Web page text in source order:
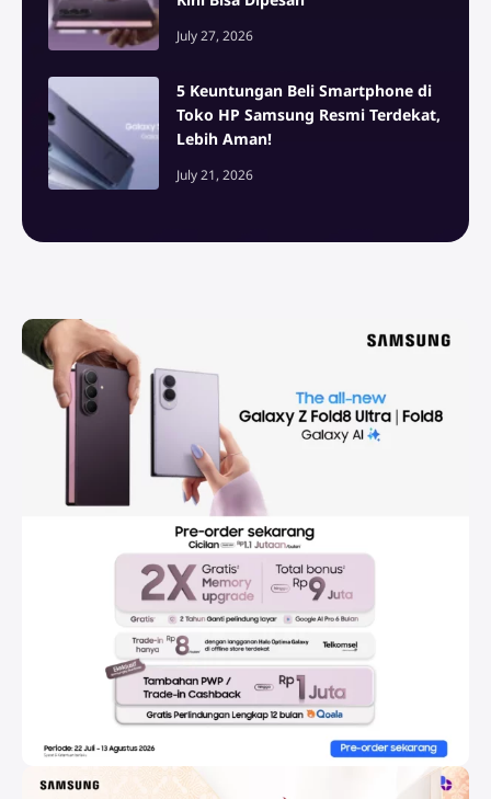
July 27, 2026
5 Keuntungan Beli Smartphone di
Toko HP Samsung Resmi Terdekat,
Lebih Aman!
July 21, 2026